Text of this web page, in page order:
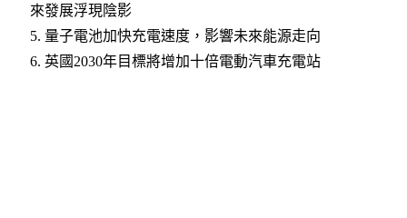
來發展浮現陰影
5. 量子電池加快充電速度，影響未來能源走向
6. 英國2030年目標將增加十倍電動汽車充電站